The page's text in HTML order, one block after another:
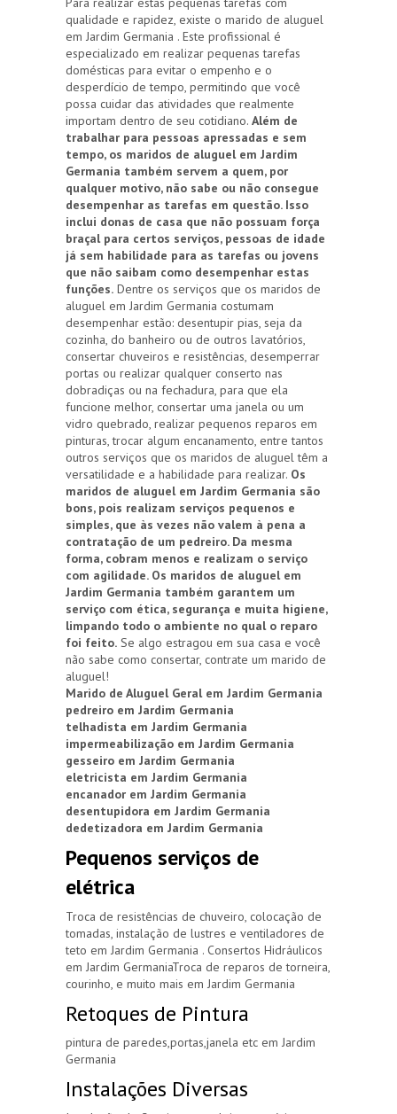
qualidade e rapidez, existe o marido de aluguel
em Jardim Germania . Este profissional é
especializado em realizar pequenas tarefas
domésticas para evitar o empenho e o
desperdício de tempo, permitindo que você
possa cuidar das atividades que realmente
importam dentro de seu cotidiano. Além de
trabalhar para pessoas apressadas e sem
tempo, os maridos de aluguel em Jardim
Germania também servem a quem, por
qualquer motivo, não sabe ou não consegue
desempenhar as tarefas em questão. Isso
inclui donas de casa que não possuam força
braçal para certos serviços, pessoas de idade
já sem habilidade para as tarefas ou jovens
que não saibam como desempenhar estas
funções. Dentre os serviços que os maridos de
aluguel em Jardim Germania costumam
desempenhar estão: desentupir pias, seja da
cozinha, do banheiro ou de outros lavatórios,
consertar chuveiros e resistências, desemperrar
portas ou realizar qualquer conserto nas
dobradiças ou na fechadura, para que ela
funcione melhor, consertar uma janela ou um
vidro quebrado, realizar pequenos reparos em
pinturas, trocar algum encanamento, entre tantos
outros serviços que os maridos de aluguel têm a
versatilidade e a habilidade para realizar. Os
maridos de aluguel em Jardim Germania são
bons, pois realizam serviços pequenos e
simples, que às vezes não valem à pena a
contratação de um pedreiro. Da mesma
forma, cobram menos e realizam o serviço
com agilidade. Os maridos de aluguel em
Jardim Germania também garantem um
serviço com ética, segurança e muita higiene,
limpando todo o ambiente no qual o reparo
foi feito. Se algo estragou em sua casa e você
não sabe como consertar, contrate um marido de
aluguel!
Marido de Aluguel Geral em Jardim Germania
pedreiro em Jardim Germania
telhadista em Jardim Germania
impermeabilização em Jardim Germania
gesseiro em Jardim Germania
eletricista em Jardim Germania
encanador em Jardim Germania
desentupidora em Jardim Germania
dedetizadora em Jardim Germania
Pequenos serviços de
elétrica
Troca de resistências de chuveiro, colocação de
tomadas, instalação de lustres e ventiladores de
teto em Jardim Germania . Consertos Hidráulicos
em Jardim GermaniaTroca de reparos de torneira,
courinho, e muito mais em Jardim Germania
Retoques de Pintura
pintura de paredes,portas,janela etc em Jardim
Germania
Instalações Diversas